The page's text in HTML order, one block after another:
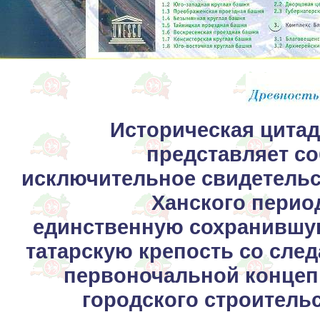
Историческая
представляет
исключительное
Ханского
единственную
татарскую крепость со
первоночальной
городского